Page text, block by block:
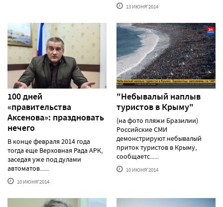
13 ИЮНЯ'2014
100 дней
«правительства
Аксенова»: праздновать
нечего
В конце февраля 2014 года
тогда еще Верховная Рада АРК,
заседая уже под дулами
автоматов......
10 ИЮНЯ'2014
"Небывалый наплыв
туристов в Крыму"
(на фото пляжи Бразилии)
Российские СМИ
демонстрируют небывалый
приток туристов в Крыму,
сообщаетс......
10 ИЮНЯ'2014